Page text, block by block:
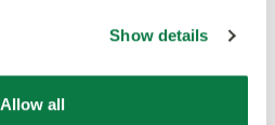
Show details
Allow all